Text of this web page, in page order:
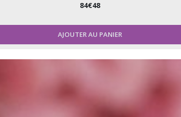
84€48
AJOUTER AU PANIER